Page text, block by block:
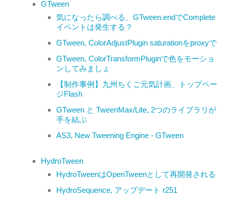
GTween
気になったら調べる、GTween.endでComplete
イベントは発生する？
GTween, ColorAdjustPlugin saturationをproxyで
GTween, ColorTransformPluginで色をモーショ
ンしてみましょ
【制作事例】九州ちくご元気計画、トップペー
ジFlash
GTween と TweenMax/Lite, 2つのライブラリが
手を結ぶ
AS3, New Tweening Engine - GTween
HydroTween
HydroTweenはOpenTweenとして再開発される
HydroSequence, アップデート r251